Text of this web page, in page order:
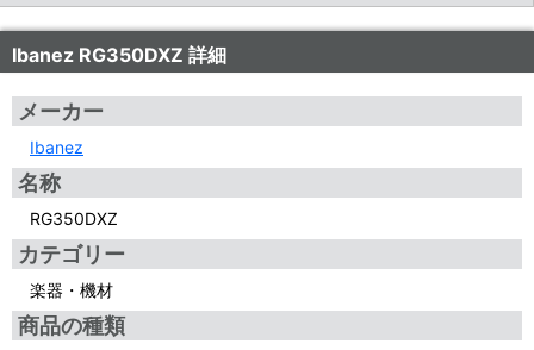
Ibanez RG350DXZ 詳細
メーカー
Ibanez
名称
RG350DXZ
カテゴリー
楽器・機材
商品の種類